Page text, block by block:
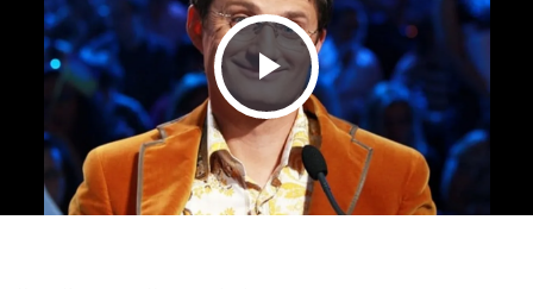
Play Video